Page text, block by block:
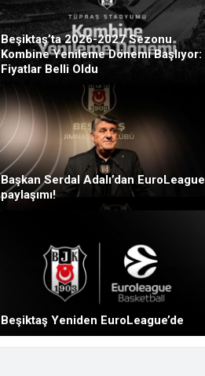
Beşiktaş’ta 2026-2027 Sezonu
Kombine Yenileme Dönemi Başlıyor:
Fiyatlar Belli Oldu
Başkan Serdal Adalı’dan EuroLeague
paylaşımı!
Beşiktaş Yeniden EuroLeague’de